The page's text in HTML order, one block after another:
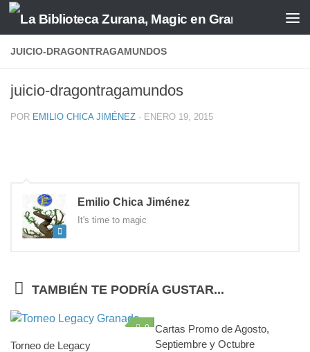
Saltar al contenido
JUICIO-DRAGONTRAGAMUNDOS
juicio-dragontragamundos
POR EMILIO CHICA JIMÉNEZ · ENERO 19, 2015
Emilio Chica Jiménez
It's time to magic
TAMBIÉN TE PODRÍA GUSTAR...
0
Torneo de Legacy
Cartas Promo de Agosto,
Septiembre y Octubre